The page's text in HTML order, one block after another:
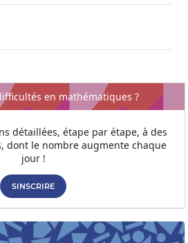
en mathématiques ?
détaillées, étape par étape, à des
dont le nombre augmente chaque
jour !
SINSCRIRE